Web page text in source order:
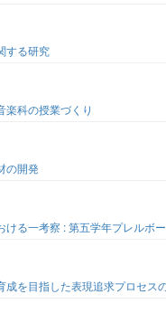
する研究
楽科の授業づくり
の開発
る一考察 : 第五学年プレルボ
を目指した表現追求プロセ